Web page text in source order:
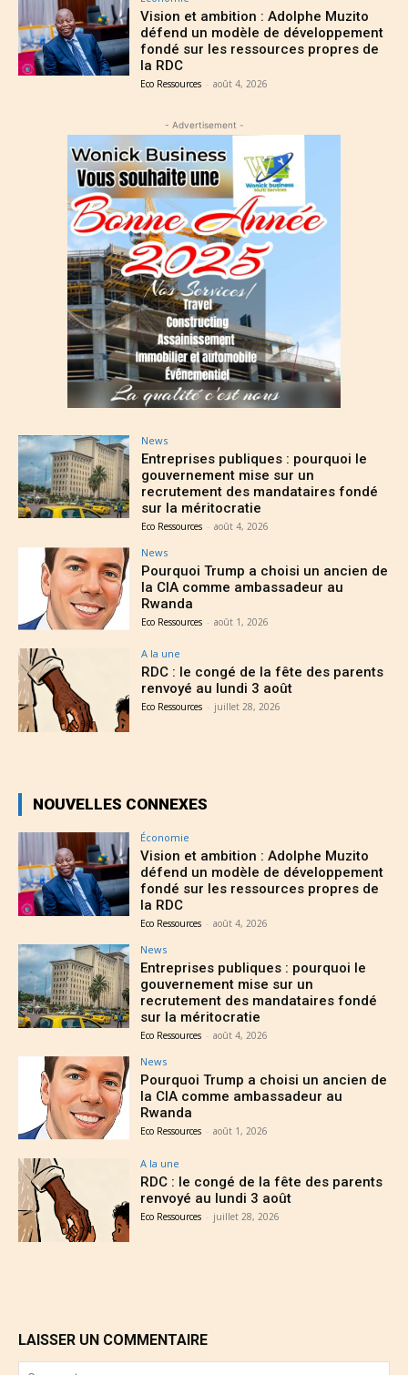
Vision et ambition : Adolphe Muzito
défend un modèle de développement
fondé sur les ressources propres de
la RDC
Eco Ressources - août 4, 2026
- Advertisement -
News
Entreprises publiques : pourquoi le
gouvernement mise sur un
recrutement des mandataires fondé
sur la méritocratie
Eco Ressources - août 4, 2026
News
Pourquoi Trump a choisi un ancien de
la CIA comme ambassadeur au
Rwanda
Eco Ressources - août 1, 2026
A la une
RDC : le congé de la fête des parents
renvoyé au lundi 3 août
Eco Ressources - juillet 28, 2026
NOUVELLES CONNEXES
Économie
Vision et ambition : Adolphe Muzito
défend un modèle de développement
fondé sur les ressources propres de
la RDC
Eco Ressources - août 4, 2026
News
Entreprises publiques : pourquoi le
gouvernement mise sur un
recrutement des mandataires fondé
sur la méritocratie
Eco Ressources - août 4, 2026
News
Pourquoi Trump a choisi un ancien de
la CIA comme ambassadeur au
Rwanda
Eco Ressources - août 1, 2026
A la une
RDC : le congé de la fête des parents
renvoyé au lundi 3 août
Eco Ressources - juillet 28, 2026
LAISSER UN COMMENTAIRE